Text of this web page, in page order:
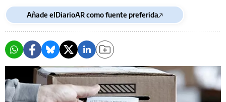
Añade elDiarioAR como fuente preferida